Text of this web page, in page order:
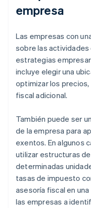
empresa
Las empresas con
sobre las
estrategias
incluye elegir una
optimizar los
fiscal adicional.
También puede ser
de la empresa para
exentos. En algunos
utilizar estructuras
determinadas
tasas de impuesto
asesoría fiscal en
las empresas a